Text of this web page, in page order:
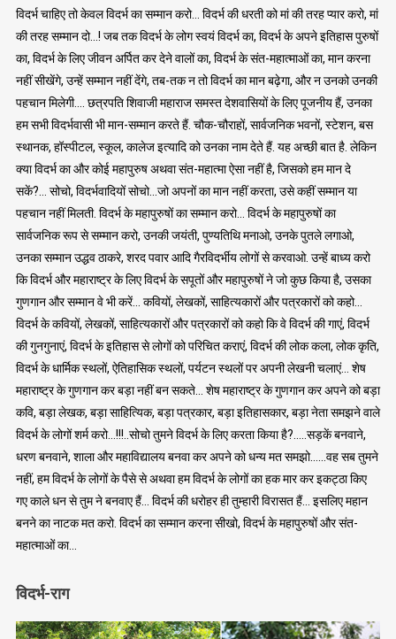
विदर्भ चाहिए तो केवल विदर्भ का सम्मान करो… विदर्भ की धरती को मां की तरह प्यार करो, मां
की तरह सम्मान दो…! जब तक विदर्भ के लोग स्वयं विदर्भ का, विदर्भ के अपने इतिहास पुरुषों
का, विदर्भ के लिए जीवन अर्पित कर देने वालों का, विदर्भ के संत-महात्माओं का, मान करना
नहीं सीखेंगे, उन्हें सम्मान नहीं देंगे, तब-तक न तो विदर्भ का मान बढ़ेगा, और न उनको उनकी
पहचान मिलेगी…. छत्रपति शिवाजी महाराज समस्त देशवासियों के लिए पूजनीय हैं, उनका
हम सभी विदर्भवासी भी मान-सम्मान करते हैं. चौक-चौराहों, सार्वजनिक भवनों, स्टेशन, बस
स्थानक, हॉस्पीटल, स्कूल, कालेज इत्यादि को उनका नाम देते हैं. यह अच्छी बात है. लेकिन
क्या विदर्भ का और कोई महापुरुष अथवा संत-महात्मा ऐसा नहीं है, जिसको हम मान दे
सकें?… सोचो, विदर्भवादियों सोचो…जो अपनों का मान नहीं करता, उसे कहीं सम्मान या
पहचान नहीं मिलती. विदर्भ के महापुरुषों का सम्मान करो… विदर्भ के महापुरुषों का
सार्वजनिक रूप से सम्मान करो, उनकी जयंती, पुण्यतिथि मनाओ, उनके पुतले लगाओ,
उनका सम्मान उद्धव ठाकरे, शरद पवार आदि गैरविदर्भीय लोगों से करवाओ. उन्हें बाध्य करो
कि विदर्भ और महाराष्ट्र के लिए विदर्भ के सपूतों और महापुरुषों ने जो कुछ किया है, उसका
गुणगान और सम्मान वे भी करें… कवियों, लेखकों, साहित्यकारों और पत्रकारों को कहो…
विदर्भ के कवियों, लेखकों, साहित्यकारों और पत्रकारों को कहो कि वे विदर्भ की गाएं, विदर्भ
की गुनगुनाएं, विदर्भ के इतिहास से लोगों को परिचित कराएं, विदर्भ की लोक कला, लोक कृति,
विदर्भ के धार्मिक स्थलों, ऐतिहासिक स्थलों, पर्यटन स्थलों पर अपनी लेखनी चलाएं… शेष
महाराष्ट्र के गुणगान कर बड़ा नहीं बन सकते… शेष महाराष्ट्र के गुणगान कर अपने को बड़ा
कवि, बड़ा लेखक, बड़ा साहित्यिक, बड़ा पत्रकार, बड़ा इतिहासकार, बड़ा नेता समझने वाले
विदर्भ के लोगों शर्म करो…!!!..सोचो तुमने विदर्भ के लिए करता किया है?…..सड़कें बनवाने,
धरण बनवाने, शाला और महाविद्यालय बनवा कर अपने को धन्य मत समझो……वह सब तुमने
नहीं, हम विदर्भ के लोगों के पैसे से अथवा हम विदर्भ के लोगों का हक मार कर इकट्ठा किए
गए काले धन से तुम ने बनवाए हैं… विदर्भ की धरोहर ही तुम्हारी विरासत हैं… इसलिए महान
बनने का नाटक मत करो. विदर्भ का सम्मान करना सीखो, विदर्भ के महापुरुषों और संत-
महात्माओं का…
विदर्भ-राग